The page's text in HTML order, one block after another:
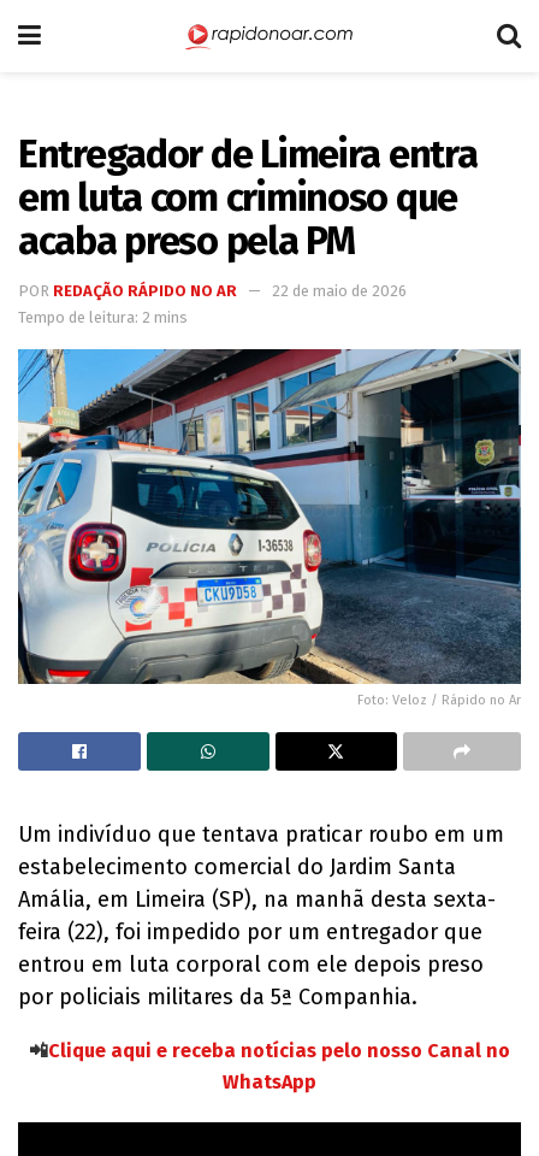
Entregador de Limeira entra
em luta com criminoso que
acaba preso pela PM
POR REDAÇÃO RÁPIDO NO AR
22 de maio de 2026
Tempo de leitura: 2 mins
Foto: Veloz / Rápido no Ar
Um indivíduo que tentava praticar roubo em um
estabelecimento comercial do Jardim Santa
Amália, em Limeira (SP), na manhã desta sexta-
feira (22), foi impedido por um entregador que
entrou em luta corporal com ele depois preso
por policiais militares da 5ª Companhia.
📲Clique aqui e receba notícias pelo nosso Canal no
WhatsApp